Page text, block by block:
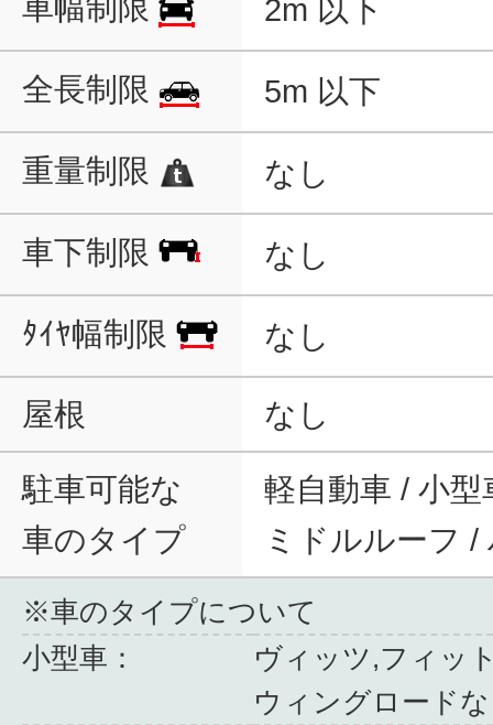
車幅制限 2m 以下
全長制限 5m 以下
重量制限 なし
車下制限 なし
ﾀｲﾔ幅制限 なし
屋根 なし
駐車可能な
車のタイプ
軽自動車 / 小型
ミドルルーフ /
※車のタイプについて
小型車：
ヴィッツ,フィッ
ウィングロード